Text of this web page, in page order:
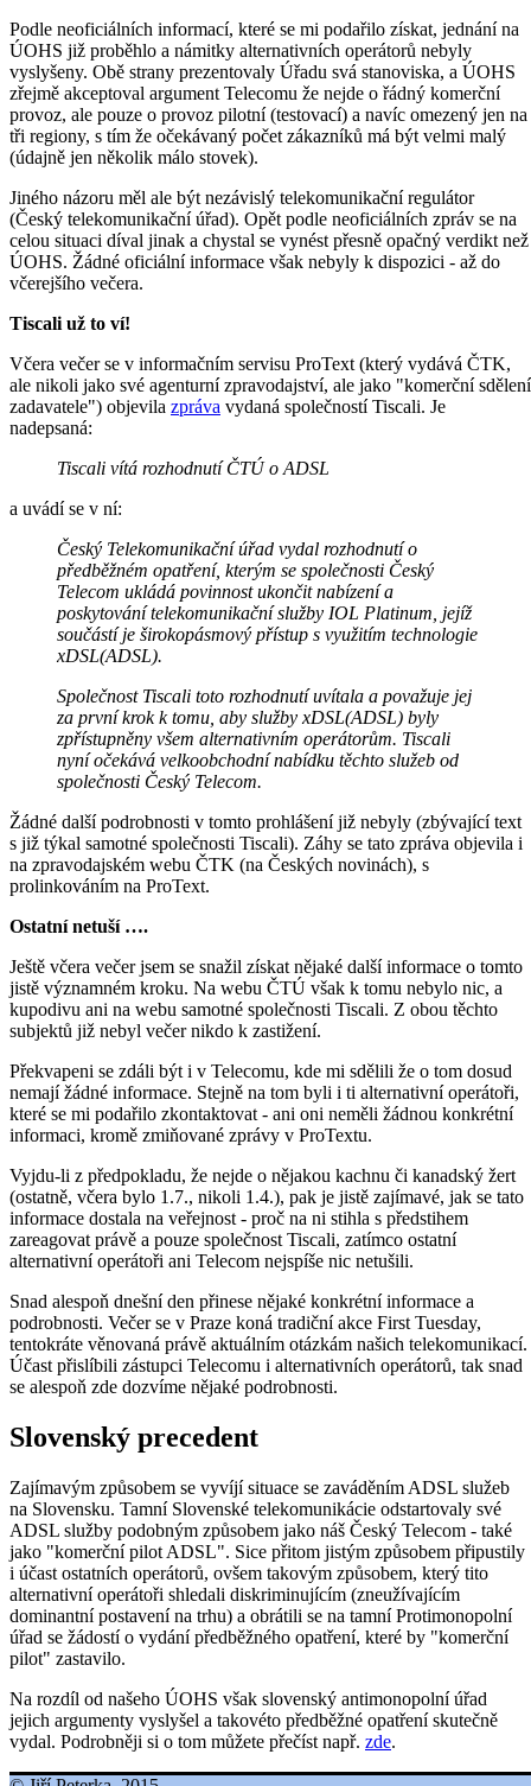
Podle neoficiálních informací, které se mi podařilo získat, jednání na
ÚOHS již proběhlo a námitky alternativních operátorů nebyly
vyslyšeny. Obě strany prezentovaly Úřadu svá stanoviska, a ÚOHS
zřejmě akceptoval argument Telecomu že nejde o řádný komerční
provoz, ale pouze o provoz pilotní (testovací) a navíc omezený jen na
tři regiony, s tím že očekávaný počet zákazníků má být velmi malý
(údajně jen několik málo stovek).
Jiného názoru měl ale být nezávislý telekomunikační regulátor
(Český telekomunikační úřad). Opět podle neoficiálních zpráv se na
celou situaci díval jinak a chystal se vynést přesně opačný verdikt než
ÚOHS. Žádné oficiální informace však nebyly k dispozici - až do
včerejšího večera.
Tiscali už to ví!
Včera večer se v informačním servisu ProText (který vydává ČTK,
ale nikoli jako své agenturní zpravodajství, ale jako "komerční sdělení
zadavatele") objevila zpráva vydaná společností Tiscali. Je
nadepsaná:
Tiscali vítá rozhodnutí ČTÚ o ADSL
a uvádí se v ní:
Český Telekomunikační úřad vydal rozhodnutí o
předběžném opatření, kterým se společnosti Český
Telecom ukládá povinnost ukončit nabízení a
poskytování telekomunikační služby IOL Platinum, jejíž
součástí je širokopásmový přístup s využitím technologie
xDSL(ADSL).
Společnost Tiscali toto rozhodnutí uvítala a považuje jej
za první krok k tomu, aby služby xDSL(ADSL) byly
zpřístupněny všem alternativním operátorům. Tiscali
nyní očekává velkoobchodní nabídku těchto služeb od
společnosti Český Telecom.
Žádné další podrobnosti v tomto prohlášení již nebyly (zbývající text
s již týkal samotné společnosti Tiscali). Záhy se tato zpráva objevila i
na zpravodajském webu ČTK (na Českých novinách), s
prolinkováním na ProText.
Ostatní netuší ….
Ještě včera večer jsem se snažil získat nějaké další informace o tomto
jistě významném kroku. Na webu ČTÚ však k tomu nebylo nic, a
kupodivu ani na webu samotné společnosti Tiscali. Z obou těchto
subjektů již nebyl večer nikdo k zastižení.
Překvapeni se zdáli být i v Telecomu, kde mi sdělili že o tom dosud
nemají žádné informace. Stejně na tom byli i ti alternativní operátoři,
které se mi podařilo zkontaktovat - ani oni neměli žádnou konkrétní
informaci, kromě zmiňované zprávy v ProTextu.
Vyjdu-li z předpokladu, že nejde o nějakou kachnu či kanadský žert
(ostatně, včera bylo 1.7., nikoli 1.4.), pak je jistě zajímavé, jak se tato
informace dostala na veřejnost - proč na ni stihla s předstihem
zareagovat právě a pouze společnost Tiscali, zatímco ostatní
alternativní operátoři ani Telecom nejspíše nic netušili.
Snad alespoň dnešní den přinese nějaké konkrétní informace a
podrobnosti. Večer se v Praze koná tradiční akce First Tuesday,
tentokráte věnovaná právě aktuálním otázkám našich telekomunikací.
Účast přislíbili zástupci Telecomu i alternativních operátorů, tak snad
se alespoň zde dozvíme nějaké podrobnosti.
Slovenský precedent
Zajímavým způsobem se vyvíjí situace se zaváděním ADSL služeb
na Slovensku. Tamní Slovenské telekomunikácie odstartovaly své
ADSL služby podobným způsobem jako náš Český Telecom - také
jako "komerční pilot ADSL". Sice přitom jistým způsobem připustily
i účast ostatních operátorů, ovšem takovým způsobem, který tito
alternativní operátoři shledali diskriminujícím (zneužívajícím
dominantní postavení na trhu) a obrátili se na tamní Protimonopolní
úřad se žádostí o vydání předběžného opatření, které by "komerční
pilot" zastavilo.
Na rozdíl od našeho ÚOHS však slovenský antimonopolní úřad
jejich argumenty vyslyšel a takovéto předběžné opatření skutečně
vydal. Podrobněji si o tom můžete přečíst např. zde.